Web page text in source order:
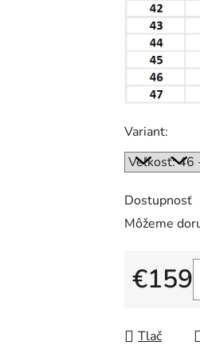
Variant:
Dostupnosť
Môžeme
€159
Tlač